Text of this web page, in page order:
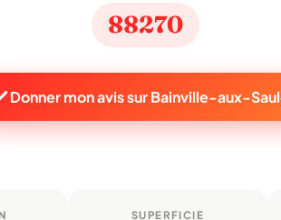
88270
Donner mon avis sur Bainville-aux-
SUPERFICIE